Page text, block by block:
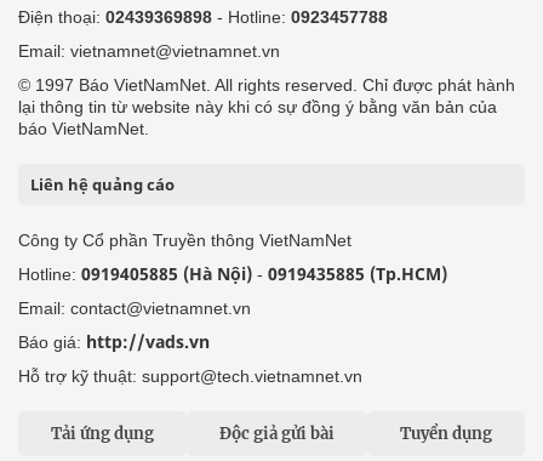
Điện thoại: 02439369898 - Hotline: 0923457788
Email: vietnamnet@vietnamnet.vn
© 1997 Báo VietNamNet. All rights reserved. Chỉ được phát hành
lại thông tin từ website này khi có sự đồng ý bằng văn bản của
báo VietNamNet.
Liên hệ quảng cáo
Công ty Cổ phần Truyền thông VietNamNet
Hotline: 0919405885 (Hà Nội) - 0919435885 (Tp.HCM)
Email: contact@vietnamnet.vn
Báo giá: http://vads.vn
Hỗ trợ kỹ thuật: support@tech.vietnamnet.vn
Tải ứng dụng Độc giả gửi bài Tuyển dụng